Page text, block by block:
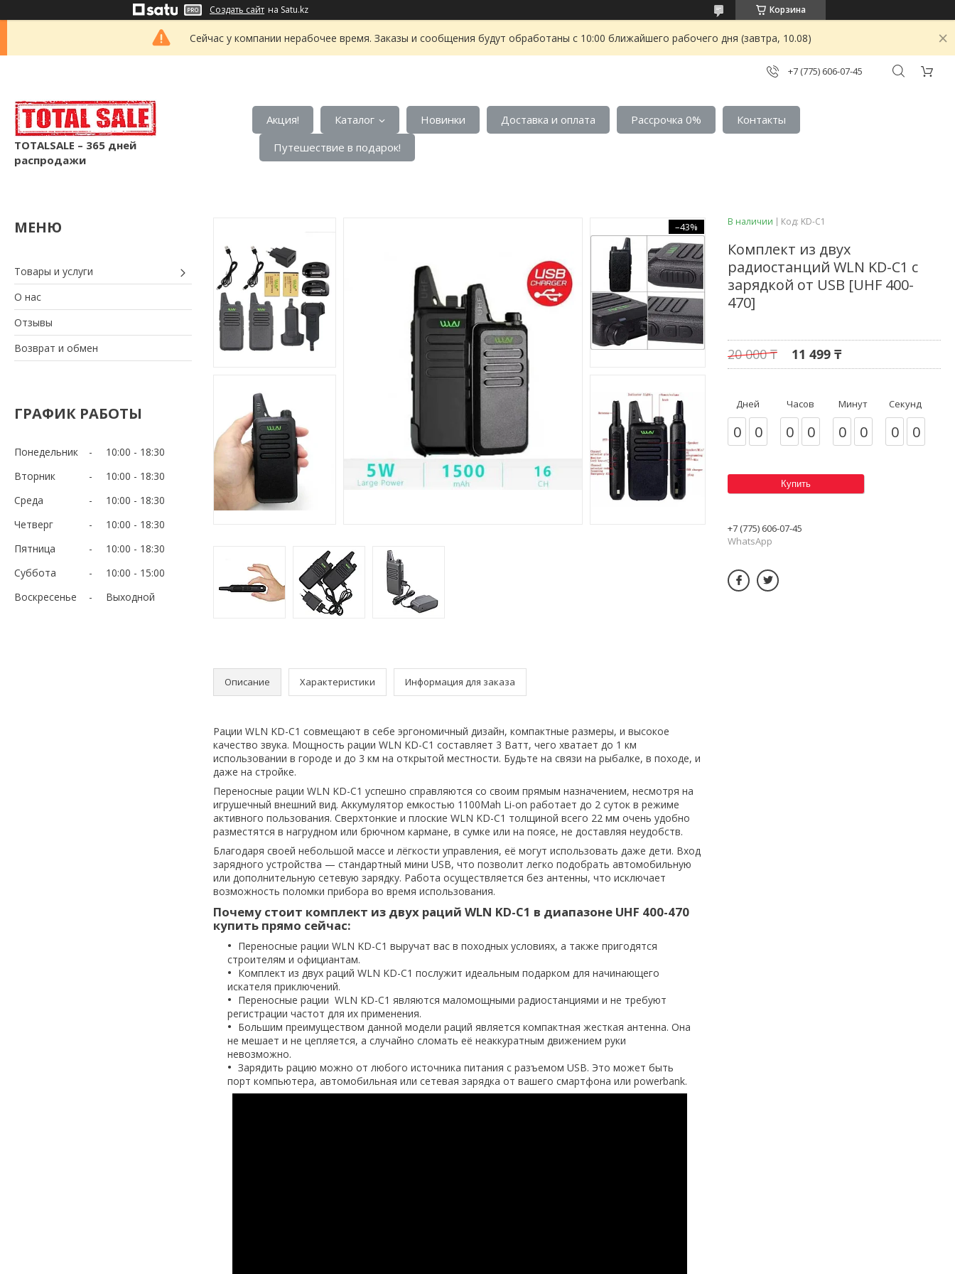
Создать сайт на Satu.kz Корзина
Сейчас у компании нерабочее время. Заказы и сообщения будут обработаны с 10:00 ближайшего рабочего дня (завтра, 10.08)
+7 (775) 606-07-45
TOTALSALE – 365 дней
распродажи
Акция! Каталог Новинки Доставка и оплата Рассрочка 0%
Контакты
Путешествие в подарок!
Товары и услуги
О нас
Отзывы
Возврат и обмен
ГРАФИК РАБОТЫ
Понедельник 10:00
18:30
Вторник
10:00
18:30
Среда
10:00
18:30
Четверг
10:00
18:30
Пятница
10:00
18:30
Суббота
10:00
15:00
Воскресенье
Выходной
–43%
Описание Характеристики Информация для заказа
Рации WLN KD-C1 совмещают в себе эргономичный дизайн, компактные размеры, и высокое
качество звука. Мощность рации WLN KD-C1 составляет 3 Ватт, чего хватает до 1 км
использовании в городе и до 3 км на открытой местности. Будьте на связи на рыбалке, в походе, и
даже на стройке.
Переносные рации WLN KD-C1 успешно справляются со своим прямым назначением, несмотря на
игрушечный внешний вид. Аккумулятор емкостью 1100Mah Li-on работает до 2 суток в режиме
активного пользования. Сверхтонкие и плоские WLN KD-C1 толщиной всего 22 мм очень удобно
разместятся в нагрудном или брючном кармане, в сумке или на поясе, не доставляя неудобств.
Благодаря своей небольшой массе и лёгкости управления, её могут использовать даже дети. Вход
зарядного устройства — стандартный мини USB, что позволит легко подобрать автомобильную
или дополнительную сетевую зарядку. Работа осуществляется без антенны, что исключает
возможность поломки прибора во время использования.
Почему стоит комплект из двух раций WLN KD-C1 в диапазоне UHF 400-470
купить прямо сейчас:
Переносные рации WLN KD-C1 выручат вас в походных условиях, а также пригодятся
строителям и официантам.
Комплект из двух раций WLN KD-C1 послужит идеальным подарком для начинающего
искателя приключений.
Переносные рации WLN KD-C1 являются маломощными радиостанциями и не требуют
регистрации частот для их применения.
Большим преимуществом данной модели раций является компактная жесткая антенна. Она
не мешает и не цепляется, а случайно сломать её неаккуратным движением руки
невозможно.
Зарядить рацию можно от любого источника питания с разъемом USB. Это может быть
порт компьютера, автомобильная или сетевая зарядка от вашего смартфона или powerbank.
В наличии Код: KD-C1
Комплект из двух
радиостанций WLN KD-C1 с
зарядкой от USB [UHF 400-
470]
20 000 ₸ 11 499 ₸
Дней
0 0
Часов
0 0
Минут
0 0
Секунд
0 0
Купить
+7 (775) 606-07-45
WhatsApp